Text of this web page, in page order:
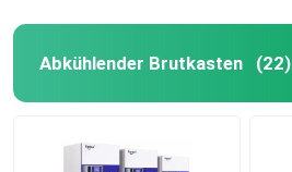
Abkühlender Brutkasten (22)